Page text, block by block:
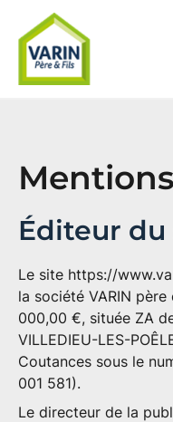
Éditeur du
Le site https://
la société VARIN
000,00 €, située ZA
VILLEDIEU-LES-
Coutances sous le
001 581).
Le directeur de la